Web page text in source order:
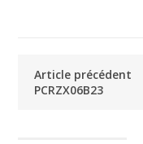
Article précédent
PCRZX06B23